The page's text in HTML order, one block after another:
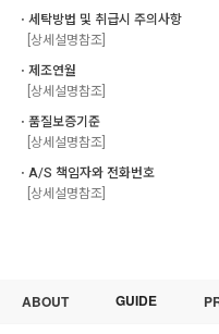
ㆍ세탁방법 및 취급시 주의사항
[상세설명참조]
ㆍ제조연월
[상세설명참조]
ㆍ품질보증기준
[상세설명참조]
ㆍA/S 책임자와 전화번호
[상세설명참조]
ABOUT GUIDE